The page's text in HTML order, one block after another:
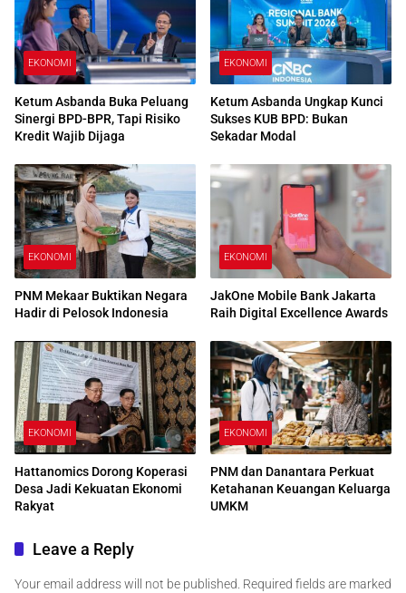
EKONOMI
Ketum Asbanda Buka Peluang
Sinergi BPD-BPR, Tapi Risiko
Kredit Wajib Dijaga
EKONOMI
Ketum Asbanda Ungkap Kunci
Sukses KUB BPD: Bukan
Sekadar Modal
EKONOMI
PNM Mekaar Buktikan Negara
Hadir di Pelosok Indonesia
EKONOMI
JakOne Mobile Bank Jakarta
Raih Digital Excellence Awards
EKONOMI
Hattanomics Dorong Koperasi
Desa Jadi Kekuatan Ekonomi
Rakyat
EKONOMI
PNM dan Danantara Perkuat
Ketahanan Keuangan Keluarga
UMKM
Leave a Reply
Your email address will not be published. Required fields are marked